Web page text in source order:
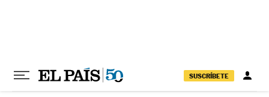
SUSCRÍBETE